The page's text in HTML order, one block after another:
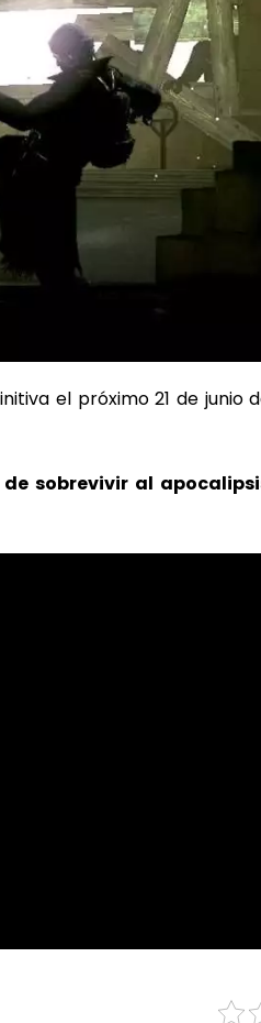
el próximo 21 de junio
sobrevivir al